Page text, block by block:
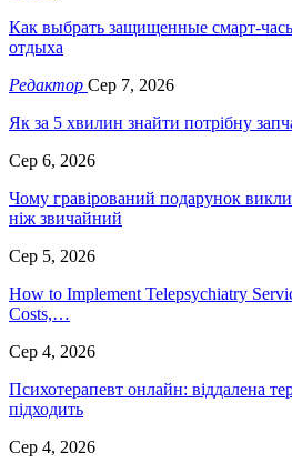
Как выбрать защищенные смарт-
отдыха
Редактор Сер 7, 2026
Як за 5 хвилин знайти потрібну
Сер 6, 2026
Чому гравірований подарунок
ніж звичайний
Сер 5, 2026
How to Implement Telepsychiatry
Costs,…
Сер 4, 2026
Психотерапевт онлайн: віддалена
підходить
Сер 4, 2026